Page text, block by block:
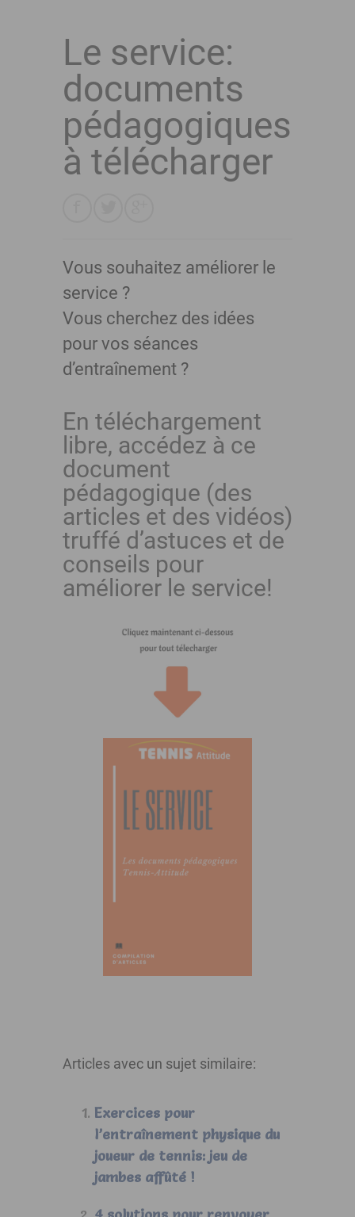
Le service:
documents
pédagogiques
à télécharger
Vous souhaitez améliorer le
service ?
Vous cherchez des idées
pour vos séances
d’entraînement ?
En téléchargement
libre, accédez à ce
document
pédagogique (des
articles et des vidéos)
truffé d’astuces et de
conseils pour
améliorer le service!
Articles avec un sujet similaire:
Exercices pour
l’entraînement physique du
joueur de tennis: jeu de
jambes affûté !